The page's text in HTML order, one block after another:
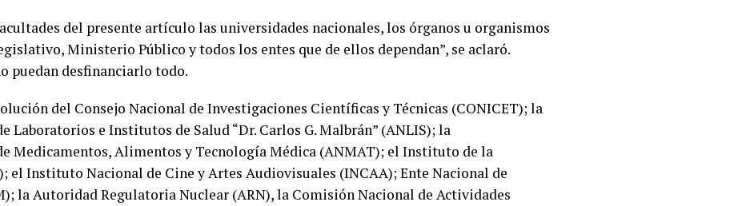
del presente artículo las universidades nacionales, los órganos u organismos
Ministerio Público y todos los entes que de ellos dependan”, se aclaró.
puedan desfinanciarlo todo.
del Consejo Nacional de Investigaciones Científicas y Técnicas (CONICET); la
Laboratorios e Institutos de Salud “Dr. Carlos G. Malbrán” (ANLIS); la
Medicamentos, Alimentos y Tecnología Médica (ANMAT); el Instituto de la
el Instituto Nacional de Cine y Artes Audiovisuales (INCAA); Ente Nacional de
la Autoridad Regulatoria Nuclear (ARN), la Comisión Nacional de Actividades